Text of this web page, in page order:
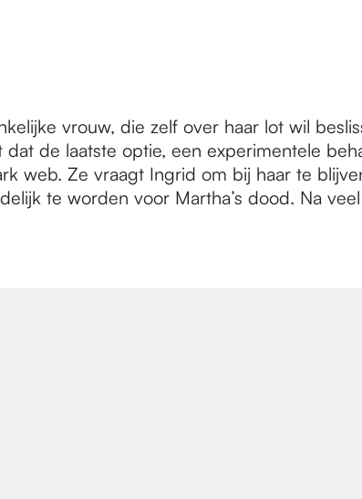
vrouw, die zelf over haar lot wil
de laatste optie, een experimentele
web. Ze vraagt Ingrid om bij haar te
te worden voor Martha’s dood. Na